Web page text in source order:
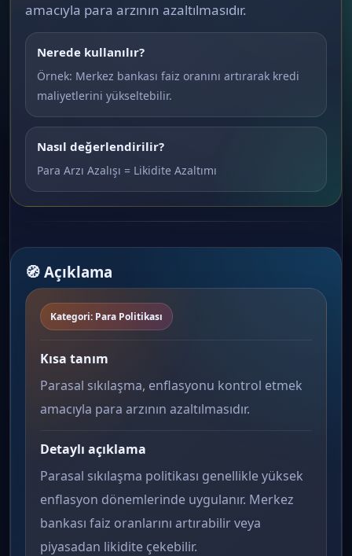
amacıyla para arzının azaltılmasıdır.
Nerede kullanılır?
Örnek: Merkez bankası faiz oranını artırarak kredi
maliyetlerini yükseltebilir.
Nasıl değerlendirilir?
Para Arzı Azalışı = Likidite Azaltımı
🧭 Açıklama
Kategori: Para Politikası
Kısa tanım
Parasal sıkılaşma, enflasyonu kontrol etmek
amacıyla para arzının azaltılmasıdır.
Detaylı açıklama
Parasal sıkılaşma politikası genellikle yüksek
enflasyon dönemlerinde uygulanır. Merkez
bankası faiz oranlarını artırabilir veya
piyasadan likidite çekebilir.